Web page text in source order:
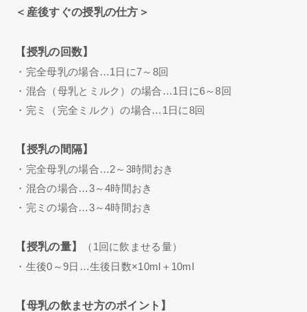
＜産後すぐの授乳の仕方＞
【授乳の回数】
・完全母乳の場合…1日に7～8回
・混合（母乳とミルク）の場合…1日に6～8回
・完ミ（完全ミルク）の場合…1日に8回
【授乳の間隔】
・完全母乳の場合…2～3時間おき
・混合の場合…3～4時間おき
・完ミの場合…3～4時間おき
【授乳の量】
（1回に飲ませる量）
・生後0～9日…生後日数×10ml＋10ml
【母乳の飲ませ方のポイント】